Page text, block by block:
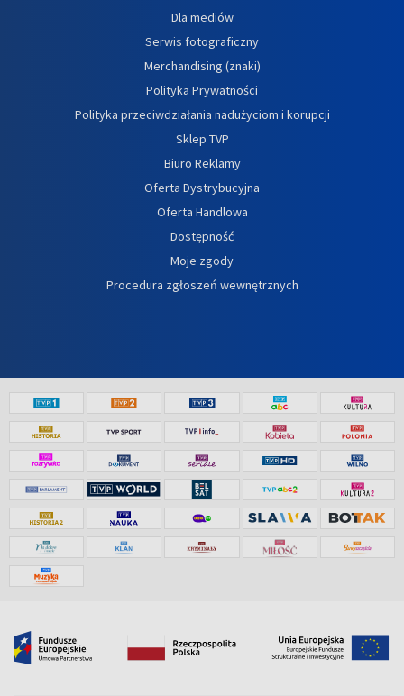
Dla mediów
Serwis fotograficzny
Merchandising (znaki)
Polityka Prywatności
Polityka przeciwdziałania nadużyciom i korupcji
Sklep TVP
Biuro Reklamy
Oferta Dystrybucyjna
Oferta Handlowa
Dostępność
Moje zgody
Procedura zgłoszeń wewnętrznych